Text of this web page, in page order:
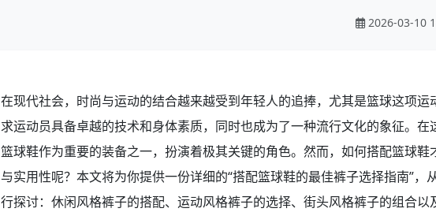
2026-03-10
在现代社会，时尚与运动的结合越来越受到年轻人的追捧，尤其是篮球这项运
求运动员具备卓越的技术和身体素质，同时也成为了一种流行文化的象征。在
篮球鞋作为重要的装备之一，扮演着极其关键的角色。然而，如何搭配篮球鞋
与实用性呢？本文将为你提供一份详细的“搭配篮球鞋的最佳裤子选择指南”，
行探讨：休闲风格裤子的搭配、运动风格裤子的选择、街头风格裤子的组合以